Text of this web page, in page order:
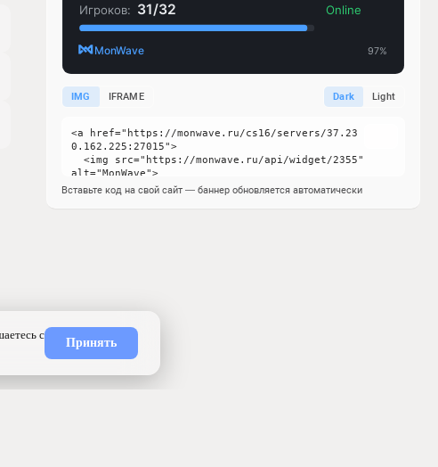
IMG IFRAME Dark Light
Вставьте код на свой сайт — баннер обновляется автоматически